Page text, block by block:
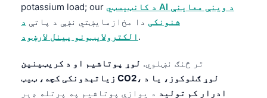
potassium load; our د کانټیسټي AI د وینې معاینې
شنونکی دا مخ‌ازمایښتي نښې د پاتې د
الکترولایټونو پینل لارښود .
تر څنګ نښلوي. لوړ پوتاشیم او د کریټینین
زیاتېدونکی کچه، ټیټ CO2، لوړ ګلوکوز، یا د
ادرار کم تولید د یوازې پوتاشیم په پرتله ډېر